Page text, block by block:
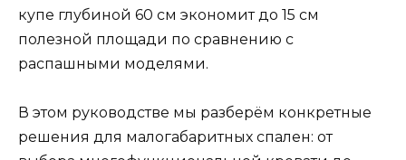
купе глубиной 60 см экономит до 15 см
полезной площади по сравнению с
распашными моделями.
В этом руководстве мы разберём конкретные
решения для малогабаритных спален: от